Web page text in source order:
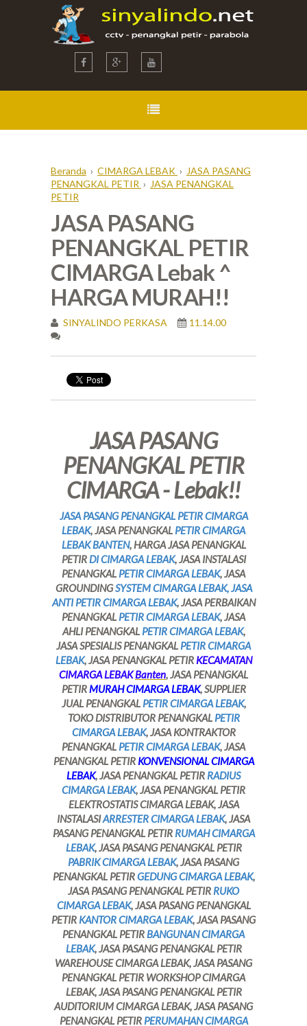
Beranda › CIMARGA LEBAK › JASA PASANG
PENANGKAL PETIR › JASA PENANGKAL
PETIR
JASA PASANG
PENANGKAL PETIR
CIMARGA Lebak ^
HARGA MURAH!!
SINYALINDO PERKASA 11.14.00
JASA PASANG
PENANGKAL PETIR
CIMARGA - Lebak!!
JASA PASANG PENANGKAL PETIR CIMARGA
LEBAK, JASA PENANGKAL PETIR CIMARGA
LEBAK BANTEN, HARGA JASA PENANGKAL
PETIRDI CIMARGA LEBAK, JASA INSTALASI
PENANGKAL PETIR CIMARGA LEBAK, JASA
GROUNDINGSYSTEM CIMARGA LEBAK, JASA
ANTI PETIR CIMARGA LEBAK, JASA PERBAIKAN
PENANGKAL PETIR CIMARGA LEBAK, JASA
AHLI PENANGKAL PETIR CIMARGA LEBAK,
JASA SPESIALIS PENANGKAL PETIR CIMARGA
LEBAK, JASA PENANGKAL PETIR KECAMATAN
CIMARGA LEBAKBanten, JASA PENANGKAL
PETIRMURAH CIMARGA LEBAK, SUPPLIER
JUAL PENANGKAL PETIR CIMARGA LEBAK,
TOKO DISTRIBUTOR PENANGKAL PETIR
CIMARGA LEBAK, JASA KONTRAKTOR
PENANGKAL PETIR CIMARGA LEBAK, JASA
PENANGKAL PETIR KONVENSIONAL CIMARGA
LEBAK, JASA PENANGKAL PETIR RADIUS
CIMARGA LEBAK, JASA PENANGKAL PETIR
ELEKTROSTATIS CIMARGA LEBAK, JASA
INSTALASIARRESTER CIMARGA LEBAK, JASA
PASANG PENANGKAL PETIR RUMAH CIMARGA
LEBAK, JASA PASANG PENANGKAL PETIR
PABRIK CIMARGA LEBAK, JASA PASANG
PENANGKAL PETIRGEDUNG CIMARGA LEBAK,
JASA PASANG PENANGKAL PETIR RUKO
CIMARGA LEBAK, JASA PASANG PENANGKAL
PETIR KANTOR CIMARGA LEBAK, JASA PASANG
PENANGKAL PETIRBANGUNAN CIMARGA
LEBAK, JASA PASANG PENANGKAL PETIR
WAREHOUSE CIMARGA LEBAK, JASA PASANG
PENANGKAL PETIR WORKSHOP CIMARGA
LEBAK, JASA PASANG PENANGKAL PETIR
AUDITORIUM CIMARGA LEBAK, JASA PASANG
PENANGKAL PETIR PERUMAHAN CIMARGA